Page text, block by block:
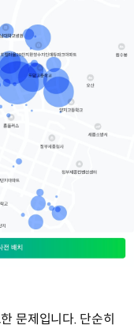
문제입니다. 단순히